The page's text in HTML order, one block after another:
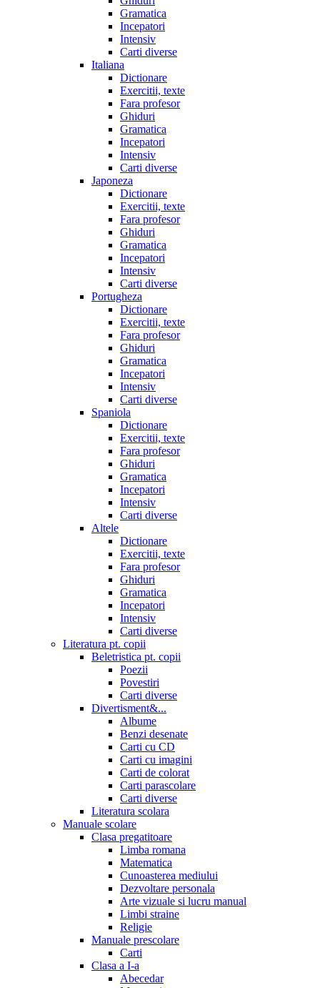
Gramatica
Incepatori
Intensiv
Carti diverse
Italiana
Dictionare
Exercitii, texte
Fara profesor
Ghiduri
Gramatica
Incepatori
Intensiv
Carti diverse
Japoneza
Dictionare
Exercitii, texte
Fara profesor
Ghiduri
Gramatica
Incepatori
Intensiv
Carti diverse
Portugheza
Dictionare
Exercitii, texte
Fara profesor
Ghiduri
Gramatica
Incepatori
Intensiv
Carti diverse
Spaniola
Dictionare
Exercitii, texte
Fara profesor
Ghiduri
Gramatica
Incepatori
Intensiv
Carti diverse
Altele
Dictionare
Exercitii, texte
Fara profesor
Ghiduri
Gramatica
Incepatori
Intensiv
Carti diverse
Literatura pt. copii
Beletristica pt. copii
Poezii
Povestiri
Carti diverse
Divertisment&...
Albume
Benzi desenate
Carti cu CD
Carti cu imagini
Carti de colorat
Carti parascolare
Carti diverse
Literatura scolara
Manuale scolare
Clasa pregatitoare
Limba romana
Matematica
Cunoasterea mediului
Dezvoltare personala
Arte vizuale si lucru manual
Limbi straine
Religie
Manuale prescolare
Carti
Clasa a I-a
Abecedar